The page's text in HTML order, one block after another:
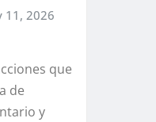
11, 2026
que
de
y